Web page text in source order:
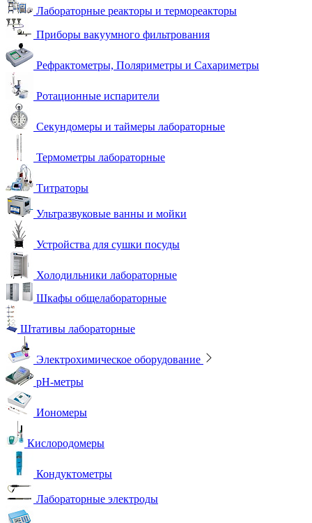
Лабораторные реакторы и термореакторы
Приборы вакуумного фильтрования
Рефрактометры, Поляриметры и Сахариметры
Ротационные испарители
Секундомеры и таймеры лабораторные
Термометры лабораторные
Титраторы
Ультразвуковые ванны и мойки
Устройства для сушки посуды
Холодильники лабораторные
Шкафы общелабораторные
Штативы лабораторные
Электрохимическое оборудование
pH-метры
Иономеры
Кислородомеры
Кондуктометры
Лабораторные электроды